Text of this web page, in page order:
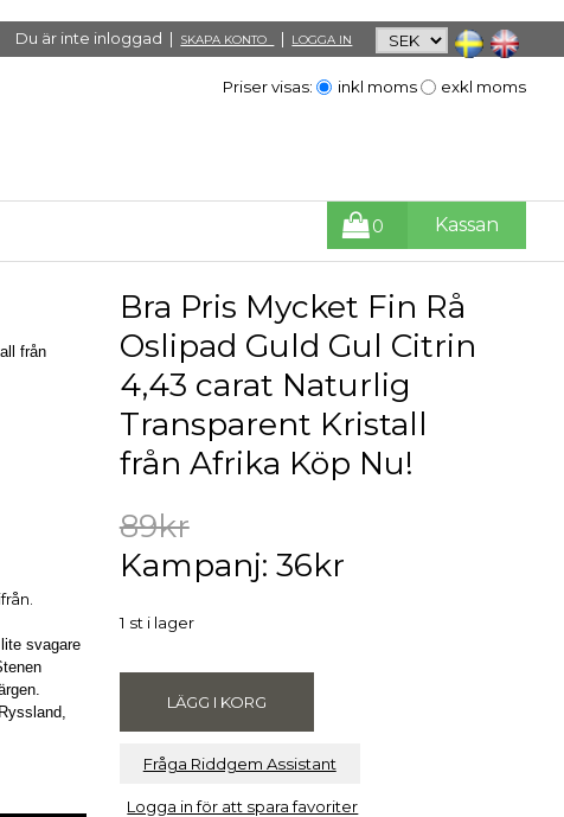
Du är inte inloggad | SKAPA KONTO | LOGGA IN
Priser visas: inkl moms exkl moms
0 Kassan
från
svagare
Bra Pris Mycket Fin Rå
Oslipad Guld Gul Citrin
4,43 carat Naturlig
Transparent Kristall
från Afrika Köp Nu!
89kr
Kampanj: 36kr
1 st i lager
Fråga Riddgem Assistant
Logga in för att spara favoriter